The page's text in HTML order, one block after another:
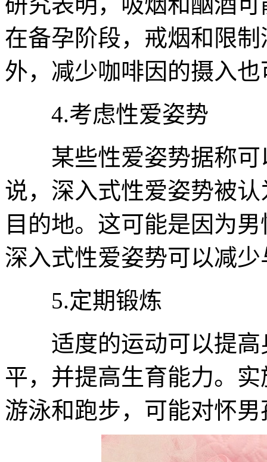
在备孕阶段，戒烟和限
外，减少咖啡因的摄入
4.考虑性爱姿势
某些性爱姿势据称可
说，深入式性爱姿势被
目的地。这可能是因为
深入式性爱姿势可以减
5.定期锻炼
适度的运动可以提高
平，并提高生育能力。
游泳和跑步，可能对怀